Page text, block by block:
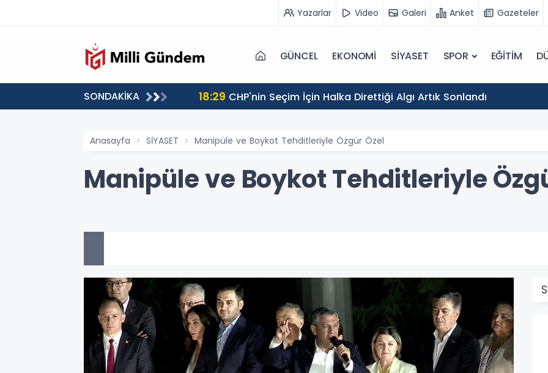
Yazarlar Video Galeri Anket Gazeteler
GÜNCEL EKONOMİ SİYASET SPOR EĞİTİM
SONDAKİKA 18:29 CHP'nin Seçim İçin Halka Direttiği Algı Artık Sonlandı
Anasayfa SİYASET Manipüle ve Boykot Tehditleriyle Özgür Özel
Manipüle ve Boykot Tehditleriyle